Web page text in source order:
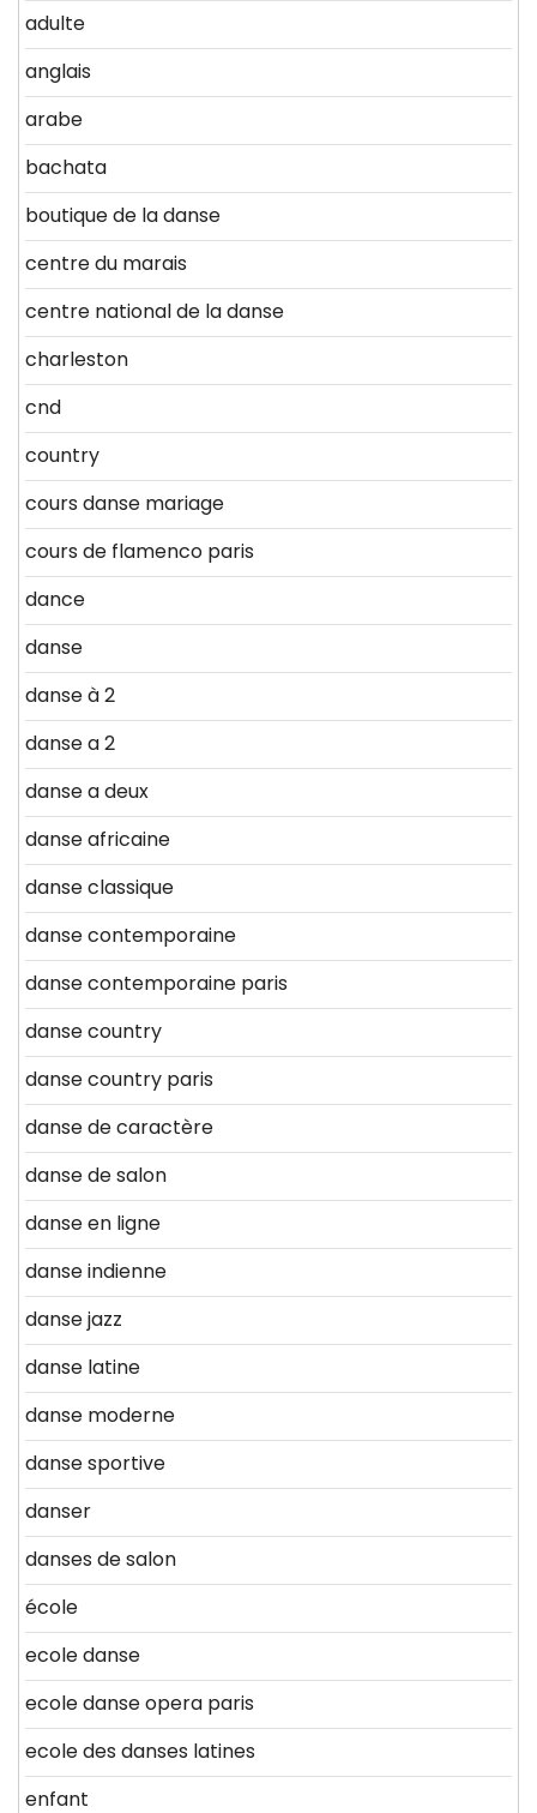
adulte
anglais
arabe
bachata
boutique de la danse
centre du marais
centre national de la danse
charleston
cnd
country
cours danse mariage
cours de flamenco paris
dance
danse
danse à 2
danse a 2
danse a deux
danse africaine
danse classique
danse contemporaine
danse contemporaine paris
danse country
danse country paris
danse de caractère
danse de salon
danse en ligne
danse indienne
danse jazz
danse latine
danse moderne
danse sportive
danser
danses de salon
école
ecole danse
ecole danse opera paris
ecole des danses latines
enfant